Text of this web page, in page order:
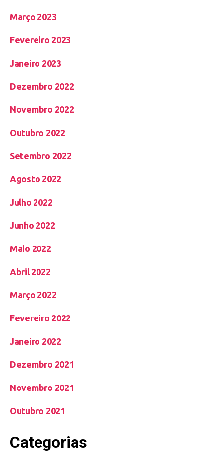
Março 2023
Fevereiro 2023
Janeiro 2023
Dezembro 2022
Novembro 2022
Outubro 2022
Setembro 2022
Agosto 2022
Julho 2022
Junho 2022
Maio 2022
Abril 2022
Março 2022
Fevereiro 2022
Janeiro 2022
Dezembro 2021
Novembro 2021
Outubro 2021
Categorias